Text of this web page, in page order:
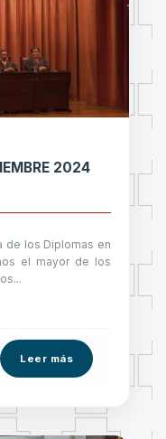
2024
de los Diplomas en
el mayor de los
Leer más